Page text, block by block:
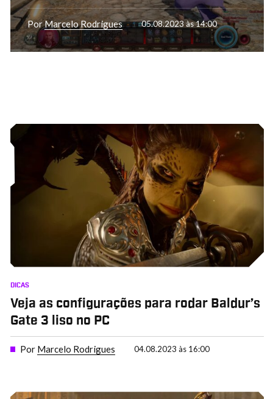
PorMarcelo Rodrigues 05.08.2023 às 14:00
DICAS
Veja as configurações para rodar Baldur’s
Gate 3 liso no PC
Por Marcelo Rodrigues 04.08.2023 às 16:00